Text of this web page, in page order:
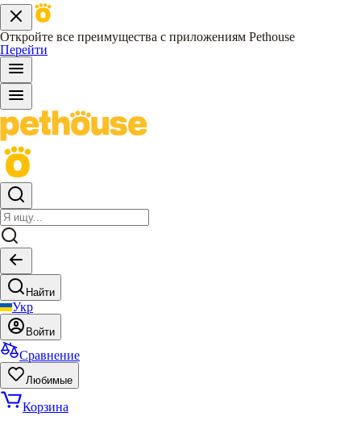
Откройте все преимущества с приложениям Pethouse
Перейти
Найти
Укр
Войти
Сравнение
Любимые
Корзина